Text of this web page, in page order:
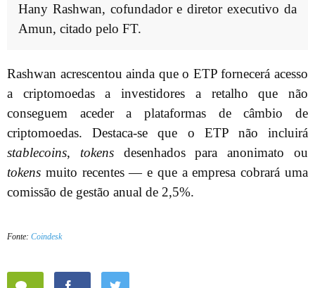
Hany Rashwan, cofundador e diretor executivo da
Amun, citado pelo FT.
Rashwan acrescentou ainda que o ETP fornecerá acesso
a criptomoedas a investidores a retalho que não
conseguem aceder a plataformas de câmbio de
criptomoedas. Destaca-se que o ETP não incluirá
stablecoins, tokensdesenhados para anonimato ou
tokens muito recentes — e que a empresa cobrará uma
comissão de gestão anual de 2,5%.
Fonte: Coindesk